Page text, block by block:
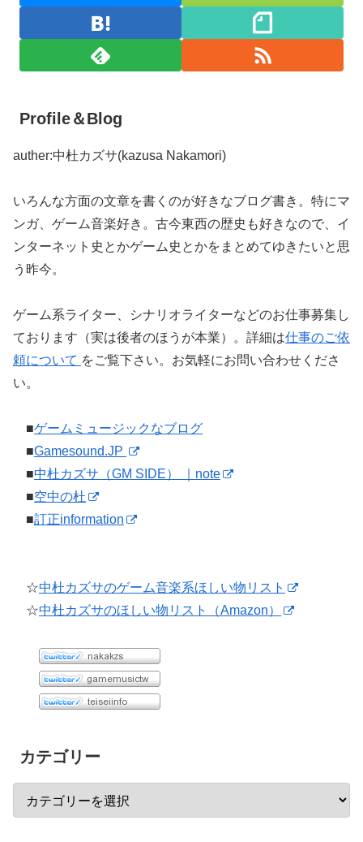
Profile＆Blog
auther:中杜カズサ(kazusa Nakamori)
いろんな方面の文章を書くのが好きなブログ書き。特にマ
ンガ、ゲーム音楽好き。古今東西の歴史も好きなので、イ
ンターネット史とかゲーム史とかをまとめてゆきたいと思
う昨今。
ゲーム系ライター、シナリオライターなどのお仕事募集し
ております（実は後者のほうが本業）。詳細は仕事のご依
頼について をご覧下さい。お気軽にお問い合わせくださ
い。
■ゲームミュージックなブログ
■Gamesound.JP
■中杜カズサ（GM SIDE） ｜note
■空中の杜
■訂正information
☆中杜カズサのゲーム音楽系ほしい物リスト
☆中杜カズサのほしい物リスト（Amazon）
カテゴリー